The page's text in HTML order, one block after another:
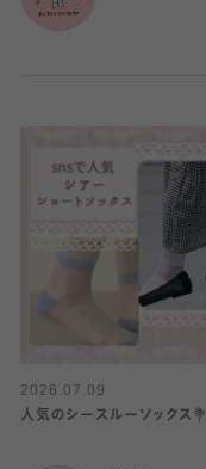
2026.07.09
人気のシースルーソックス💐